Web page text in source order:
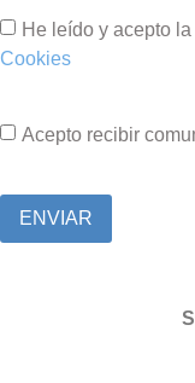
He leído y acepto la
Cookies
Acepto recibir
ENVIAR